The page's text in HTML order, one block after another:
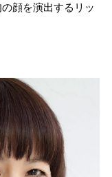
顔を演出するリッ